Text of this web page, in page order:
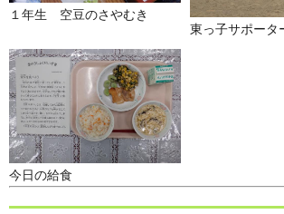
１年生 空豆のさやむき
東っ子サポータ
今日の給食